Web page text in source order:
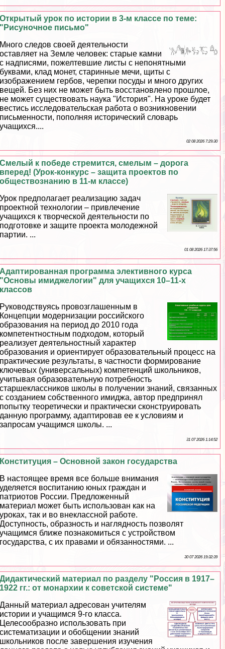
Открытый урок по истории в 3-м классе по теме:
"Рисуночное письмо"
Много следов своей деятельности
оставляет на Земле человек: старые камни
с надписями, пожелтевшие листы с непонятными
буквами, клад монет, старинные мечи, щиты с
изображением гербов, черепки посуды и много других
вещей. Без них не может быть восстановлено прошлое,
не может существовать наука "История". На уроке будет
вестись исследовательская работа о возникновении
письменности, пополняя исторический словарь
учащихся....
02 08 2026 7:29:30
Смелый к победе стремится, смелым – дорога
вперед! (Урок-конкурс – защита проектов по
обществознанию в 11-м классе)
Урок предполагает реализацию задач
проектной технологии – привлечение
учащихся к творческой деятельности по
подготовке и защите проекта молодежной
партии. ...
01 08 2026 17:37:56
Адаптированная программа элективного курса
"Основы имиджелогии" для учащихся 10–11-х
классов
Руководствуясь провозглашенным в
Концепции модернизации российского
образования на период до 2010 года
компетентностным подходом, который
реализует деятельностный хаpaктер
образования и ориентирует образовательный процесс на
пpaктические результаты, в частности формирование
ключевых (универсальных) компетенций школьников,
учитывая образовательную потребность
старшеклассников школы в получении знаний, связанных
с созданием собственного имиджа, автор предпринял
попытку теоретически и пpaктически сконструировать
данную программу, адаптировав ее к условиям и
запросам учащимся школы. ...
31 07 2026 1:14:52
Конституция – Основной закон государства
В настоящее время все больше внимания
уделяется воспитанию юных граждан и
патриотов России. Предложенный
материал может быть использован как на
уроках, так и во внеклассной работе.
Доступность, образность и наглядность позволят
учащимся ближе познакомиться с устройством
государства, с их правами и обязанностями. ...
30 07 2026 19:32:39
Дидактический материал по разделу "Россия в 1917–
1922 гг.: от монархии к советской системе"
Данный материал адресован учителям
истории и учащимся 9-го класса.
Целесообразно использовать при
систематизации и обобщении знаний
школьников после завершения изучения